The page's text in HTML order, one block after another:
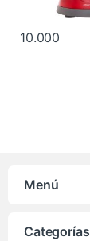
10.000
Menú
Categorías